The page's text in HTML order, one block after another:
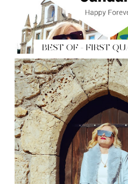
BEST OF - FIRST